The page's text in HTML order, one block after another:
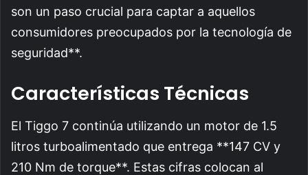
son un paso crucial para captar a aquellos
consumidores preocupados por la tecnología de
seguridad**.
Características Técnicas
El Tiggo 7 continúa utilizando un motor de 1.5
litros turboalimentado que entrega **147 CV y
210 Nm de torque**. Estas cifras colocan al